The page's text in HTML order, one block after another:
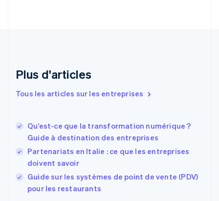
Plus d'articles
Tous les articles sur les entreprises
Qu’est-ce que la transformation numérique ?
Guide à destination des entreprises
Partenariats en Italie : ce que les entreprises
doivent savoir
Guide sur les systèmes de point de vente (PDV)
pour les restaurants
Español English
English
Finlande
English Svenska
FrançaisEnglish
Gibraltar
English
Grèce